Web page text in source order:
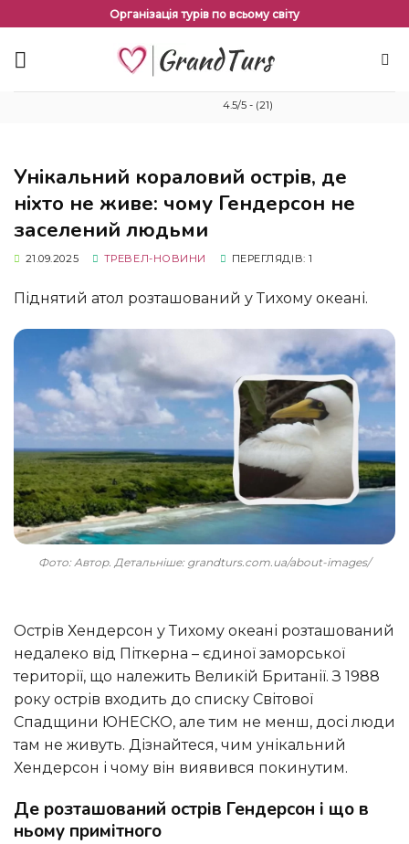
змісту
Організація турів по всьому світу
4.5/5 - (21)
Унікальний кораловий острів, де
ніхто не живе: чому Гендерсон не
заселений людьми
21.09.2025 ТРЕВЕЛ-НОВИНИ ПЕРЕГЛЯДІВ: 1
Піднятий атол розташований у Тихому океані.
Фото: Автор. Детальніше: grandturs.com.ua/about-images/
Острів Хендерсон у Тихому океані розташований
недалеко від Піткерна – єдиної заморської
території, що належить Великій Британії. З 1988
року острів входить до списку Світової
Спадщини ЮНЕСКО, але тим не менш, досі люди
там не живуть. Дізнайтеся, чим унікальний
Хендерсон і чому він виявився покинутим.
Де розташований острів Гендерсон і що в
ньому примітного